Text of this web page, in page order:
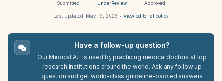
Submitted Under Review Approved
Last updated: May 19, 2026 • View editorial policy
Have a follow-up question?
Our Medical A.I. is used by practicing medical doctors at top
research institutions around the world. Ask any follow up
question and get world-class guideline-backed answers